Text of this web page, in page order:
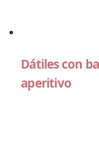
Dátiles con
aperitivo